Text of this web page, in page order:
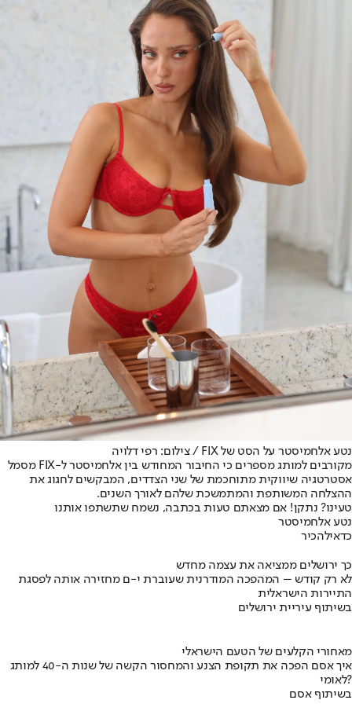
נטע אלחמיסטר על הסט של FIX / צילום: רפי דלויה
מקורבים למותג מספרים כי החיבור המחודש בין אלחמיסטר ל-FIX מסמל
אסטרטגיה שיווקית מתוחכמת של שני הצדדים, המבקשים לחגוג את
ההצלחה המשותפת והמתמשכת שלהם לאורך השנים.
טעינו? נתקן! אם מצאתם טעות בכתבה, נשמח שתשתפו אותנו
נטע אלחמיסטר
כדאילהכיר
כך ירושלים ממציאה את עצמה מחדש
לא רק קודש – המהפכה המודרנית שעוברת י-ם מחזירה אותה לפסגת
התיירות הישראלית
בשיתוף עיריית ירושלים
מאחורי הקלעים של הטעם הישראלי
איך אסם הפכה את תקופת הצנע והמחסור הקשה של שנות ה-40 למותג
לאומי?
בשיתוף אסם